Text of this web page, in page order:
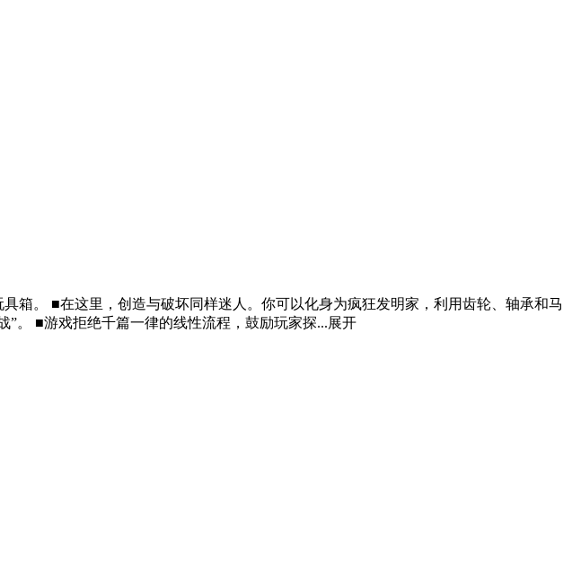
箱。 ■在这里，创造与破坏同样迷人。你可以化身为疯狂发明家，利用齿轮、轴承和马
。 ■游戏拒绝千篇一律的线性流程，鼓励玩家探...展开